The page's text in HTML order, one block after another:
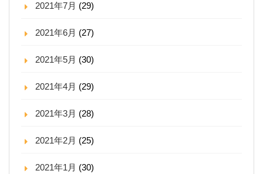
2021年7月 (29)
2021年6月 (27)
2021年5月 (30)
2021年4月 (29)
2021年3月 (28)
2021年2月 (25)
2021年1月 (30)